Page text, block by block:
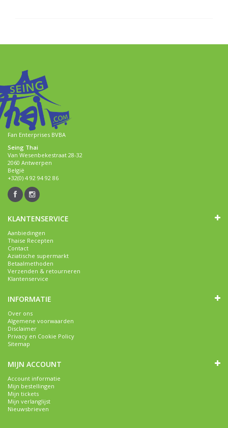
Fan Enterprises BVBA
Seing Thai
Van Wesenbekestraat 28-32
2060 Antwerpen
België
+32(0) 4 92 94 92 86
KLANTENSERVICE
Aanbiedingen
Thaise Recepten
Contact
Aziatische supermarkt
Betaalmethoden
Verzenden & retourneren
Klantenservice
INFORMATIE
Over ons
Algemene voorwaarden
Disclaimer
Privacy en Cookie Policy
Sitemap
MIJN ACCOUNT
Account informatie
Mijn bestellingen
Mijn tickets
Mijn verlanglijst
Nieuwsbrieven